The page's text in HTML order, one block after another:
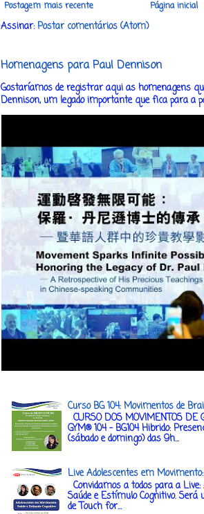
Postagem mais recente Página inicial
Assinar:Postar comentários (Atom)
Homenagens para Paul Dennison
Gostaríamos de registrar aqui as homenagens
Dennison, um legado importante que fica para a
Curso BG 104: Movimentos de
CURSO DOS MOVIMENTOS DE
GYM® 104 - BG104 Hibrido:
(sábado e domingo) das 9h...
Live Adolescentes em
Convidamos a todos para a
Saúde e Estímulo Cognitivo.
de Touch for...